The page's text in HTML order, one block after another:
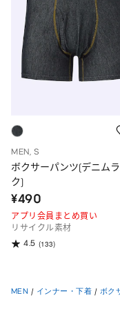
MEN, S
ボクサーパンツ(デニム
ク)
¥490
アプリ会員まとめ買い
リサイクル素材
4.5 (133)
MEN / インナー・下着 / ボク